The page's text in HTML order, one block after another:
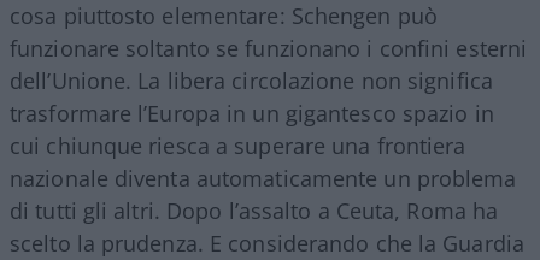
cosa piuttosto elementare: Schengen può
funzionare soltanto se funzionano i confini esterni
dell’Unione. La libera circolazione non significa
trasformare l’Europa in un gigantesco spazio in
cui chiunque riesca a superare una frontiera
nazionale diventa automaticamente un problema
di tutti gli altri. Dopo l’assalto a Ceuta, Roma ha
scelto la prudenza. E considerando che la Guardia